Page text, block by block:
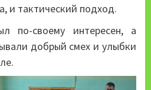
и тактический подход.
по-своему интересен, а
добрый смех и улыбки